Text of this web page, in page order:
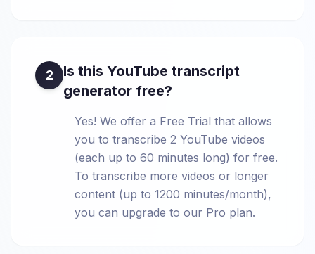
2
Is this YouTube transcript
generator free?
Yes! We offer a Free Trial that allows
you to transcribe 2 YouTube videos
(each up to 60 minutes long) for free.
To transcribe more videos or longer
content (up to 1200 minutes/month),
you can upgrade to our Pro plan.